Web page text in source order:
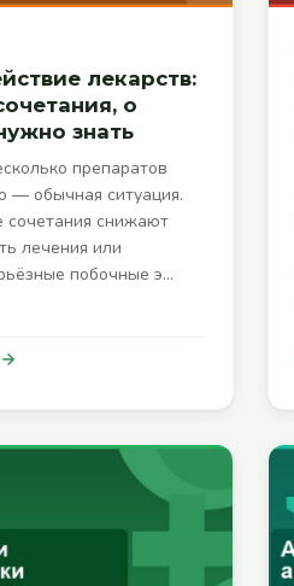
лекарств:
о
знать
препаратов
— обычная ситуация.
сочетания снижают
лечения или
побочные э…